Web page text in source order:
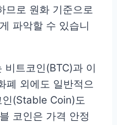
므로 원화 기준으로
파악할 수 있습니
비트코인(BTC)과 이
폐 외에도 일반적으
인(Stable Coin)도
코인은 가격 안정